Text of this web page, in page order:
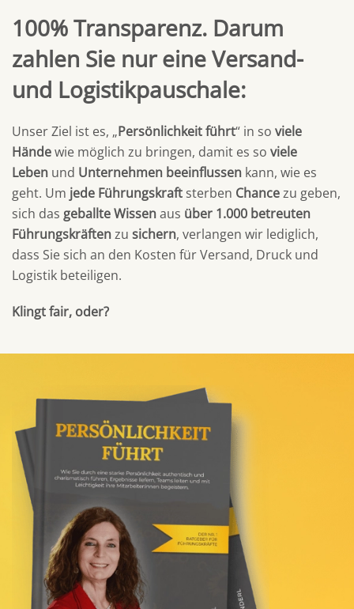
100% Transparenz. Darum
zahlen Sie nur eine Versand-
und Logistikpauschale:
Unser Ziel ist es, „Persönlichkeit führt“ in so viele
Händewie möglich zu bringen, damit es so viele
Leben und Unternehmen beeinflussen kann, wie es
geht. Um jede Führungskraft sterben Chancezu geben,
sich das geballte Wissenaus über 1.000 betreuten
Führungskräftenzu sichern, verlangen wir lediglich,
dass Sie sich an den Kosten für Versand, Druck und
Logistik beteiligen.
Klingt fair, oder?